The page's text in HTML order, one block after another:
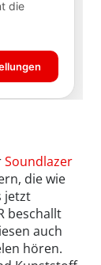
Soundlazer
die wie
jetzt
beschallt
auch
hören.